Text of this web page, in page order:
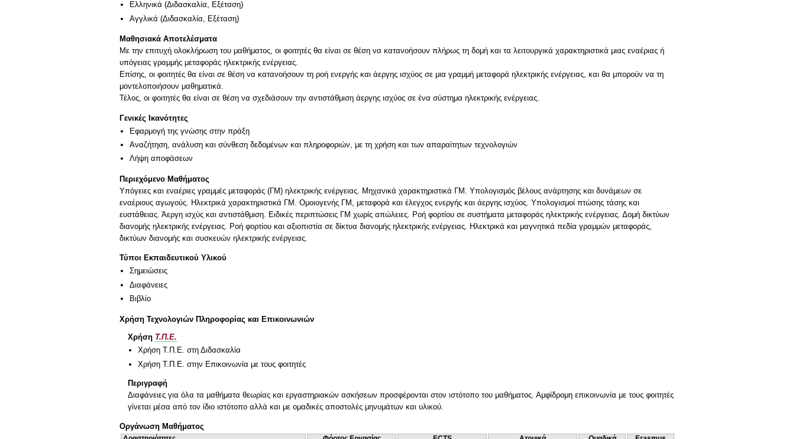
Ελληνικά (Διδασκαλία, Εξέταση)
Αγγλικά (Διδασκαλία, Εξέταση)
Μαθησιακά Αποτελέσματα
Mε την επιτυχή ολοκλήρωση του μαθήματος, οι φοιτητές θα είναι σε θέση να κατανοήσουν πλήρως τη δομή και τα λειτουργικά χαρακτηριστικά μιας εναέριας ή
υπόγειας γραμμής μεταφοράς ηλεκτρικής ενέργειας.
Επίσης, οι φοιτητές θα είναι σε θέση να κατανοήσουν τη ροή ενεργής και άεργης ισχύος σε μια γραμμή μεταφορά ηλεκτρικής ενέργειας, και θα μπορούν να τη
μοντελοποιήσουν μαθηματικά.
Τέλος, οι φοιτητές θα είναι σε θέση να σχεδιάσουν την αντιστάθμιση άεργης ισχύος σε ένα σύστημα ηλεκτρικής ενέργειας.
Γενικές Ικανότητες
Εφαρμογή της γνώσης στην πράξη
Αναζήτηση, ανάλυση και σύνθεση δεδομένων και πληροφοριών, με τη χρήση και των απαραίτητων τεχνολογιών
Λήψη αποφάσεων
Περιεχόμενο Μαθήματος
Υπόγειες και εναέριες γραμμές μεταφοράς (ΓΜ) ηλεκτρικής ενέργειας. Μηχανικά χαρακτηριστικά ΓΜ. Υπολογισμός βέλους ανάρτησης και δυνάμεων σε
εναέριους αγωγούς. Ηλεκτρικά χαρακτηριστικά ΓΜ. Ομοιογενής ΓΜ, μεταφορά και έλεγχος ενεργής και άεργης ισχύος. Υπολογισμοί πτώσης τάσης και
ευστάθειας. Άεργη ισχύς και αντιστάθμιση. Ειδικές περιπτώσεις ΓΜ χωρίς απώλειες. Ροή φορτίου σε συστήματα μεταφοράς ηλεκτρικής ενέργειας. Δομή δικτύων
διανομής ηλεκτρικής ενέργειας. Ροή φορτίου και αξιοπιστία σε δίκτυα διανομής ηλεκτρικής ενέργειας. Ηλεκτρικά και μαγνητικά πεδία γραμμών μεταφοράς,
δικτύων διανομής και συσκευών ηλεκτρικής ενέργειας.
Τύποι Εκπαιδευτικού Υλικού
Σημειώσεις
Διαφάνειες
Βιβλίο
Χρήση Τεχνολογιών Πληροφορίας και Επικοινωνιών
Χρήση Τ.Π.Ε.
Χρήση Τ.Π.Ε. στη Διδασκαλία
Χρήση Τ.Π.Ε. στην Επικοινωνία με τους φοιτητές
Περιγραφή
Διαφάνειες για όλα τα μαθήματα θεωρίας και εργαστηριακών ασκήσεων προσφέρονται στον ιστότοπο του μαθήματος. Αμφίδρομη επικοινωνία με τους φοιτητές
γίνεται μέσα από τον ίδιο ιστότοπο αλλά και με ομαδικές αποστολές μηνυμάτων και υλικού.
Οργάνωση Μαθήματος